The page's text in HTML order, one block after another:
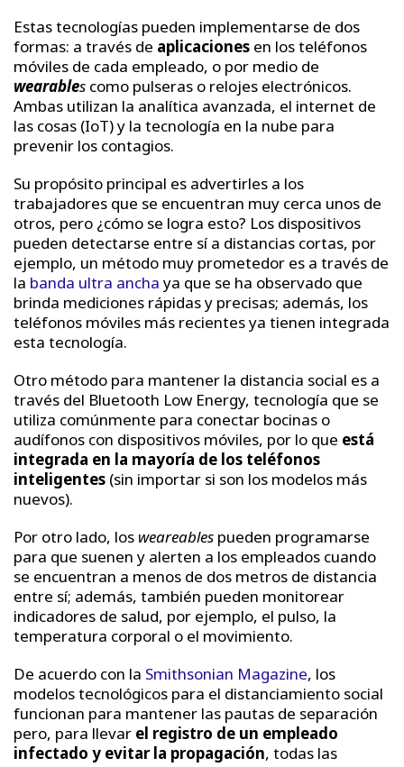
Estas tecnologías pueden implementarse de dos
formas: a través de aplicaciones en los teléfonos
móviles de cada empleado, o por medio de
wearables como pulseras o relojes electrónicos.
Ambas utilizan la analítica avanzada, el internet de
las cosas (IoT) y la tecnología en la nube para
prevenir los contagios.
Su propósito principal es advertirles a los
trabajadores que se encuentran muy cerca unos de
otros, pero ¿cómo se logra esto? Los dispositivos
pueden detectarse entre sí a distancias cortas, por
ejemplo, un método muy prometedor es a través de
la banda ultra ancha ya que se ha observado que
brinda mediciones rápidas y precisas; además, los
teléfonos móviles más recientes ya tienen integrada
esta tecnología.
Otro método para mantener la distancia social es a
través del Bluetooth Low Energy, tecnología que se
utiliza comúnmente para conectar bocinas o
audífonos con dispositivos móviles, por lo que está
integrada en la mayoría de los teléfonos
inteligentes (sin importar si son los modelos más
nuevos).
Por otro lado, los weareables pueden programarse
para que suenen y alerten a los empleados cuando
se encuentran a menos de dos metros de distancia
entre sí; además, también pueden monitorear
indicadores de salud, por ejemplo, el pulso, la
temperatura corporal o el movimiento.
De acuerdo con la Smithsonian Magazine, los
modelos tecnológicos para el distanciamiento social
funcionan para mantener las pautas de separación
pero, para llevar el registro de un empleado
infectado y evitar la propagación, todas las